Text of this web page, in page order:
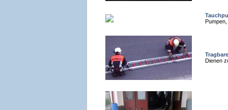
Dienen